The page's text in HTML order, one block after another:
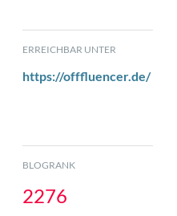
ERREICHBAR UNTER
https://offfluencer.de/
BLOGRANK
2276